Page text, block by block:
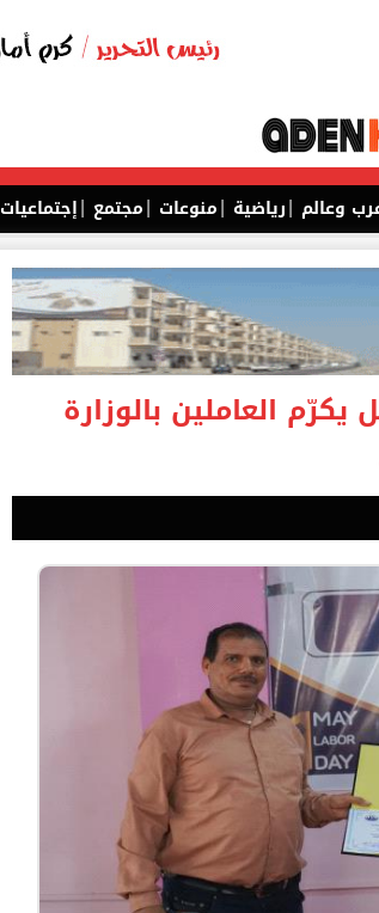
وعالم |رياضية |منوعات |مجتمع |إجتماعيات
العاملين بالوزارة